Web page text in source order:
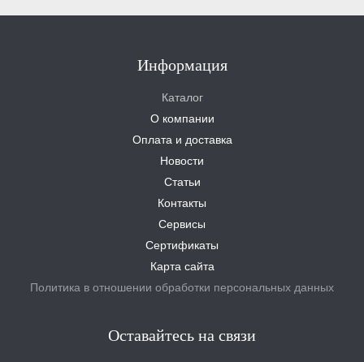
Информация
Каталог
О компании
Оплата и доставка
Новости
Статьи
Контакты
Сервисы
Сертификаты
Карта сайта
Политика в отношении обработки персональных данных
Оставайтесь на связи